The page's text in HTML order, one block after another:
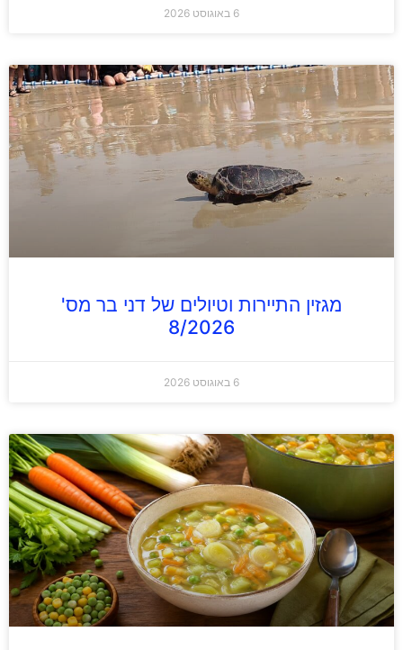
6 באוגוסט 2026
מגזין התיירות וטיולים של דני בר מס'
8/2026
6 באוגוסט 2026